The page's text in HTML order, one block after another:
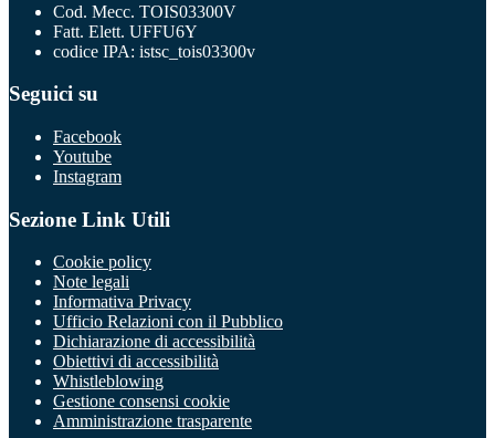
Cod. Mecc. TOIS03300V
Fatt. Elett. UFFU6Y
codice IPA: istsc_tois03300v
Seguici su
Facebook
Youtube
Instagram
Sezione Link Utili
Cookie policy
Note legali
Informativa Privacy
Ufficio Relazioni con il Pubblico
Dichiarazione di accessibilità
Obiettivi di accessibilità
Whistleblowing
Gestione consensi cookie
Amministrazione trasparente